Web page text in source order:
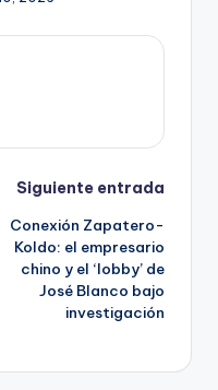
Siguiente entrada
Conexión Zapatero-
Koldo: el empresario
chino y el ‘lobby’ de
José Blanco bajo
investigación